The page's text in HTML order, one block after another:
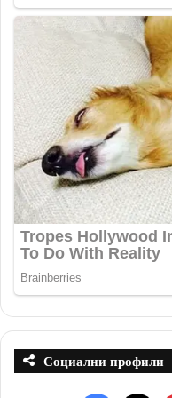
Социални профили